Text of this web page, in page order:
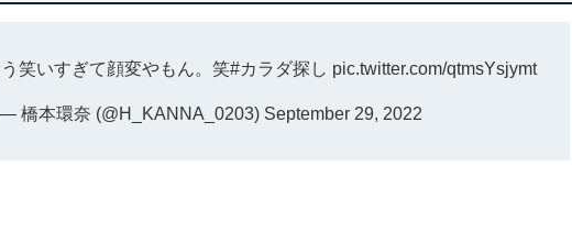
笑いすぎて顔変やもん。笑#カラダ探し pic.twitter.com/qtmsYsjymt
— 橋本環奈 (@H_KANNA_0203) September 29, 2022